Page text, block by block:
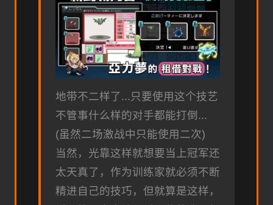
地带不二样了...只要使用这个技艺
不管事什么样的对手都能打倒...
(虽然二场激战中只能使用二次)
当然，光靠这样就想要当上冠军还
太天真了，作为训练家就必须不断
精进自己的技巧，但就算是这样，